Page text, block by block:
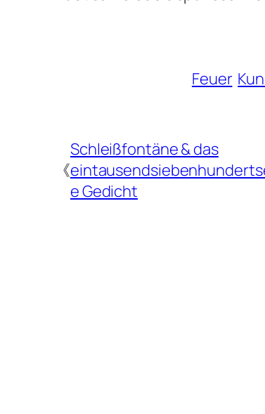
Feuer
《
Schleißfontäne & das
e Gedicht